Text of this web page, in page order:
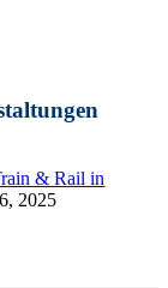
& Rail in
2025